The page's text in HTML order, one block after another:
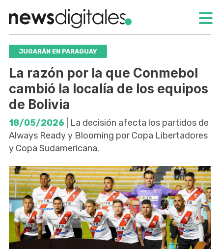
JUGARÁN EN PARAGUAY
La razón por la que Conmebol
cambió la localía de los equipos
de Bolivia
18/05/2026 | La decisión afecta los partidos de
Always Ready y Blooming por Copa Libertadores
y Copa Sudamericana.